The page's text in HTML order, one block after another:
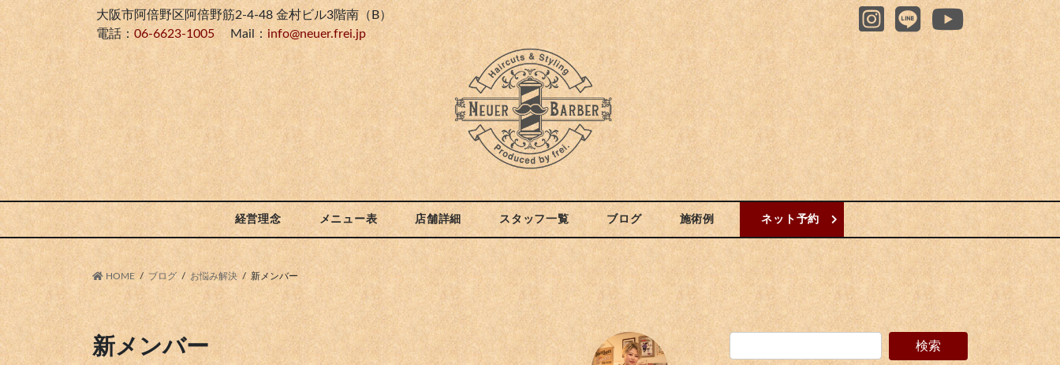
Skip
to
the
content
Skip
to
the
Navigation
大阪市阿倍野区阿倍野筋2-4-48 金村ビル3階南（B）
電話： 06-6623-1005 Mail： info@neuer.frei.jp
経営理念 メニュー表 店舗詳細 スタッフ一覧 ブログ 施術例 ネット予約
HOME ブログ お悩み解決 新メンバー
新メンバー